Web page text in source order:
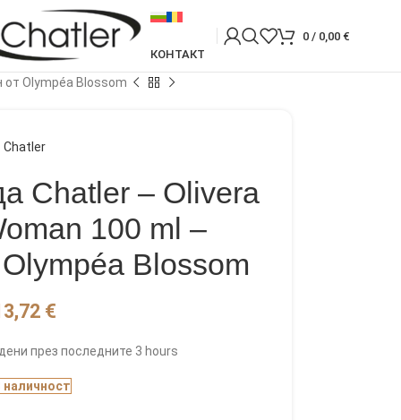
КОНТАКТ
0 / 0,00 €
Olympéa Blossom
Chatler
Chatler – Olivera
100 ml –
Blossom
€
през последните 3 hours
наличност